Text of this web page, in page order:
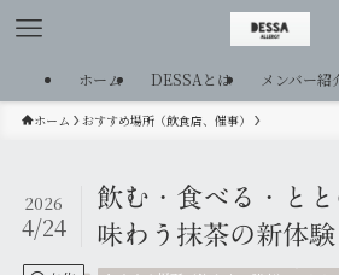
ホーム DESSAとは メンバー紹
ホーム おすすめ場所（飲食店、催事）
飲む・食べる・と
味わう抹茶の新体験
2026
4/24